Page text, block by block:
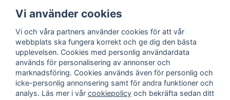
Vi använder cookies
Vi och våra partners använder cookies för att vår
webbplats ska fungera korrekt och ge dig den bästa
upplevelsen. Cookies med personlig användardata
används för personalisering av annonser och
marknadsföring. Cookies används även för personlig och
icke-personlig annonsering samt för andra funktioner och
analys. Läs mer i vår cookiepolicy och bekräfta sedan ditt